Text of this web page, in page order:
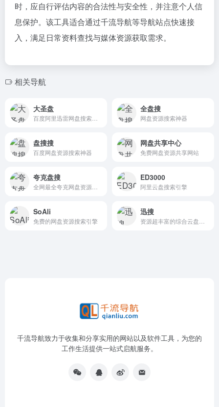
时，应自行评估内容的合法性与安全性，并注意个人信
息保护。该工具适合通过千流导航等导航站点快速接
入，满足日常资料查找与媒体资源获取需求。
相关导航
大圣盘 全盘搜
网盘资源搜索神器
盘搜搜
百度网盘资源搜索神器
网盘共享中心
免费网盘资源共享网站
夸克盘搜 ED3000
阿里云盘搜索引擎
SoAli
免费的网盘资源搜索引擎
迅搜
千流导航致力于收集和分享实用的网站以及软件工具，为您的
工作生活提供一站式启航服务。